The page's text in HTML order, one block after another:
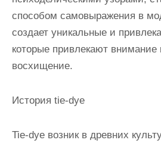
способом самовыражения в
создает уникальные и
которые привлекают
восхищение.
История tie-dye
Tie-dye возник в древних